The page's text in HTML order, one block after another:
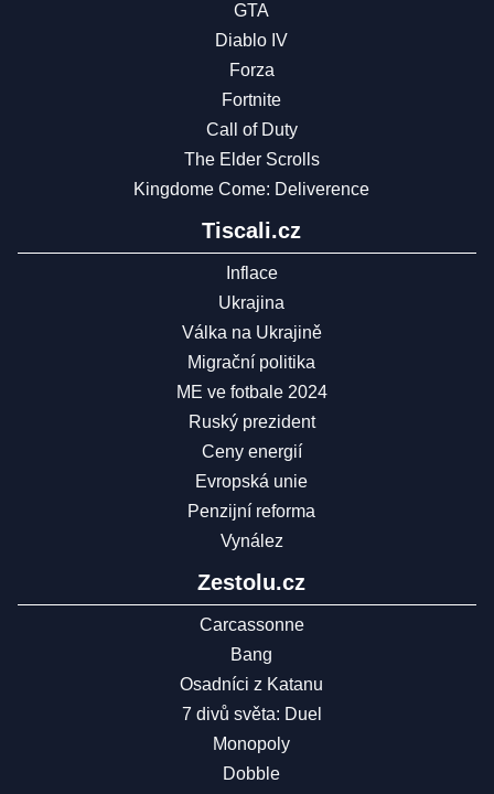
GTA
Diablo IV
Forza
Fortnite
Call of Duty
The Elder Scrolls
Kingdome Come: Deliverence
Tiscali.cz
Inflace
Ukrajina
Válka na Ukrajině
Migrační politika
ME ve fotbale 2024
Ruský prezident
Ceny energií
Evropská unie
Penzijní reforma
Vynález
Zestolu.cz
Carcassonne
Bang
Osadníci z Katanu
7 divů světa: Duel
Monopoly
Dobble